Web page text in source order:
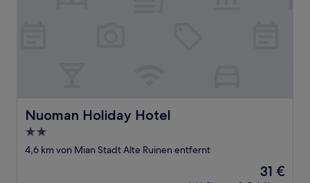
Nuoman Holiday Hotel
Nuoman Holiday Hotel
2.0-
Sterne-
4,6 km von Mian Stadt Alte Ruinen entfernt
Der
31 €